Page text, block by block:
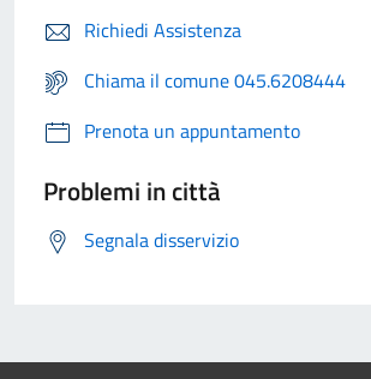
Richiedi Assistenza
Chiama il comune 045.6208444
Prenota un appuntamento
Problemi in città
Segnala disservizio